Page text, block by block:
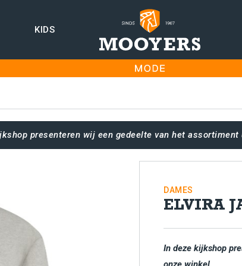
KIDS
presenteren wij een gedeelte van het
DAMES
ELVIRA
In deze kijkshop